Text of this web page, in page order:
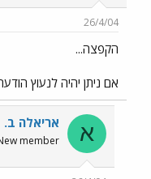
26/4/04
הקפצה...
אם ניתן יהיה לנעוץ
א אריאלה ב.
member